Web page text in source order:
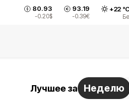
80.93
-0.20$
93.19
-0.39€
+22
Лучшее за Неделю